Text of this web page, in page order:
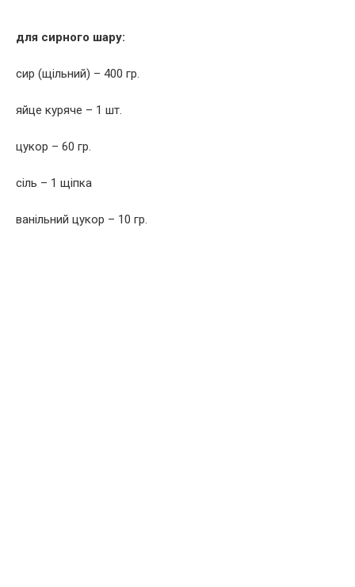
для сирного шару:
сир (щільний) – 400 гр.
яйце куряче – 1 шт.
цукор – 60 гр.
сіль – 1 щіпка
ванільний цукор – 10 гр.